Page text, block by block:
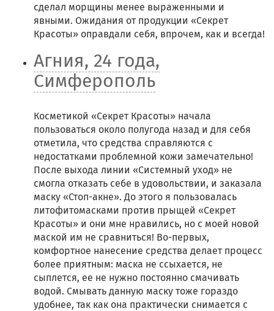
сделал морщины менее выраженными и
явными. Ожидания от продукции «Секрет
Красоты» оправдали себя, впрочем, как и всегда!
Агния, 24 года,
Симферополь
Косметикой «Секрет Красоты» начала
пользоваться около полугода назад и для себя
отметила, что средства справляются с
недостатками проблемной кожи замечательно!
После выхода линии «Системный уход» не
смогла отказать себе в удовольствии, и заказала
маску «Стоп-акне». До этого я пользовалась
литофитомасками против прыщей «Секрет
Красоты» и они мне нравились, но с моей новой
маской им не сравниться! Во-первых,
комфортное нанесение средства делает процесс
более приятным: маска не ссыхается, не
сыплется, ее не нужно постоянно смачивать
водой. Смывать данную маску тоже гораздо
удобнее, так как она практически снимается с